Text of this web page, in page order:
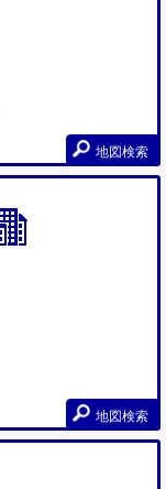
地図検索
地図検索